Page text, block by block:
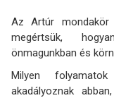
Az Artúr mondakör
megértsük,
önmagunkban és
Milyen
akadályoznak